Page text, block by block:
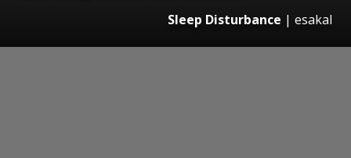
Sleep Disturbance | esakal